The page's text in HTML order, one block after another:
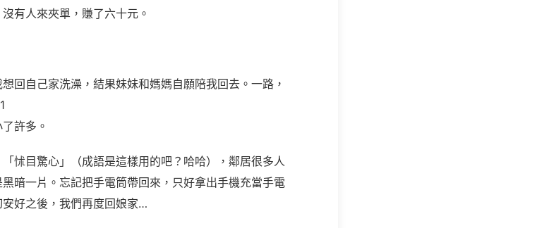
有人來夾單，賺了六十元。
回自己家洗澡，結果妹妹和媽媽自願陪我回去。一路，
許多。
怵目驚心」（成語是這樣用的吧？哈哈），鄰居很多人
暗一片。忘記把手電筒帶回來，只好拿出手機充當手電
好之後，我們再度回娘家…